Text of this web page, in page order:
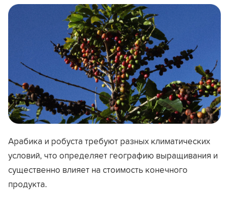
Арабика и робуста требуют разных климатических
условий, что определяет географию выращивания и
существенно влияет на стоимость конечного
продукта.